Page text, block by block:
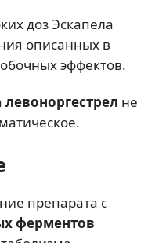
доз Эскапела
описанных в
эффектов.
левоноргестрел не
препарата с
ферментов